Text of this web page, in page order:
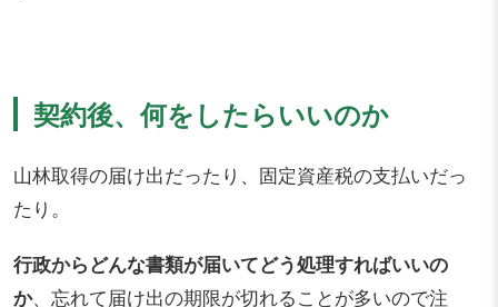
契約後、何をしたらいいのか
山林取得の届け出だったり、固定資産税の支払いだっ
たり。
行政からどんな書類が届いてどう処理すればいいの
か、忘れて届け出の期限が切れることが多いので注